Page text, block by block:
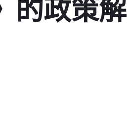
的政策